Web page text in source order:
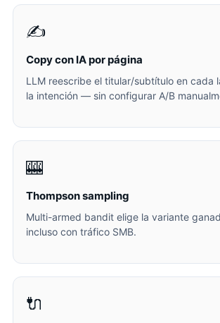
✍️
Copy con IA por página
LLM reescribe el titular/subtítulo en cada
la intención — sin configurar A/B
🎰
Thompson sampling
Multi-armed bandit elige la variante
incluso con tráfico SMB.
🔌